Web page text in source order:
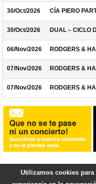
30/Oct/2026 CÍA PIERO
30/Oct/2026 DUAL – CICLO
06/Nov/2026 RODGERS &
07/Nov/2026 RODGERS &
07/Nov/2026 RODGERS &
Utilizamos cookies